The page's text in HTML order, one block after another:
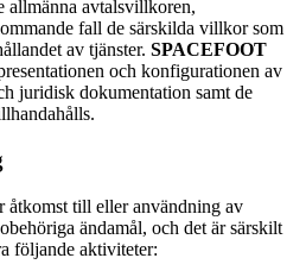
allmänna avtalsvillkoren,
fall de särskilda villkor som
av tjänster. SPACEFOOT
och konfigurationen av
juridisk dokumentation samt de
åtkomst till eller användning av
ändamål, och det är särskilt
följande aktiviteter: